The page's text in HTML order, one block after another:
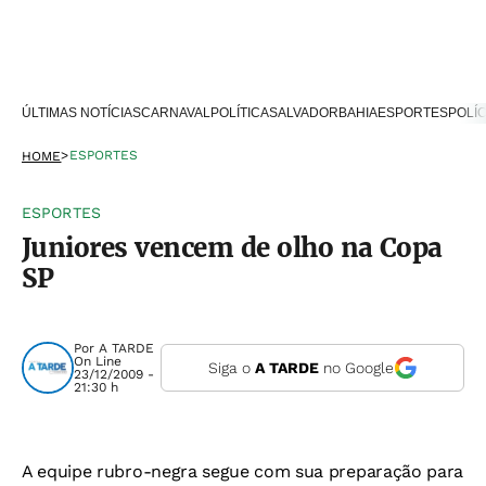
ÚLTIMAS NOTÍCIASCARNAVALPOLÍTICASALVADOR BAHIAESPORTES
HOME>ESPORTES
ESPORTES
Juniores vencem de olho na Copa
SP
Por A TARDE
On Line
23/12/2009 -
21:30 h
Siga o A TARDEno Google
A equipe rubro-negra segue com sua preparação para